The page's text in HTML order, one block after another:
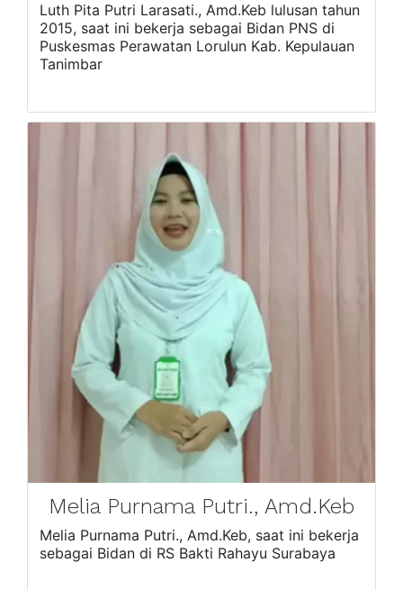
Luth Pita Putri Larasati., Amd.Keb lulusan tahun
2015, saat ini bekerja sebagai Bidan PNS di
Puskesmas Perawatan Lorulun Kab. Kepulauan
Tanimbar
Melia Purnama Putri., Amd.Keb
Melia Purnama Putri., Amd.Keb, saat ini bekerja
sebagai Bidan di RS Bakti Rahayu Surabaya